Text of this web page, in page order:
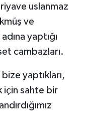
uslanmaz
ve
yaptığı
cambazları.
yaptıkları,
için sahte bir